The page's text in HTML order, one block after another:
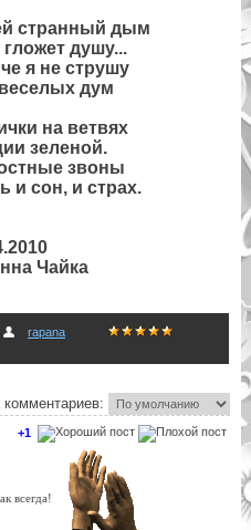
странный дым
душу...
я не струшу
дум
на ветвях
зеленой.
звоны
и сон, и страх.
Чайка
rapana
+1
всегда!